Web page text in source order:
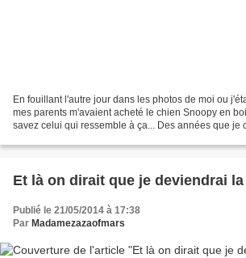
En fouillant l'autre jour dans les photos de moi ou
mes parents m'avaient acheté le chien Snoopy en
savez celui qui ressemble à ça... Des années que je
Et là on dirait que je deviendrai
Publié le 21/05/2014 à 17:38
Par Madamezazaofmars